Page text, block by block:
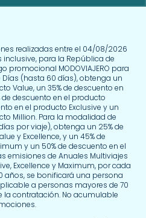
realizadas entre el 04/08/2026
para la República de
promocional MODOVIAJERO para
(hasta 60 días), obtenga un
Value, un 35% de descuento en
de descuento en el producto
en el producto Exclusive y un
Million. Para la modalidad de
por viaje), obtenga un 25% de
y Excellence, y un 45% de
y un 50% de descuento en el
emisiones de Anuales Multiviajes
Excellence y Maximum, por cada
años, se bonificará una persona
a personas mayores de 70
contratación. No acumulable